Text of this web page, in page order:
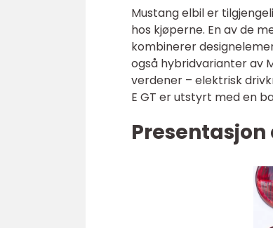
Mustang elbil er
hos kjøperne. En av de
kombinerer
også hybridvarianter av
verdener – elektrisk
E GT er utstyrt med en